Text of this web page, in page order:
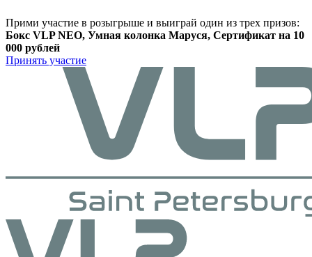
Прими участие в розыгрыше и выиграй один из трех призов:
Бокс VLP NEO, Умная колонка Маруся, Сертификат на 10
000 рублей
Принять участие